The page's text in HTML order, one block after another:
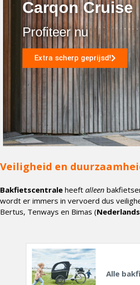
Carqon Cruise
Profiteer nu
Extra scherp geprijsd!
Veiligheid en
Bakfietscentrale heeft alleen
wordt er immers in vervoerd dus
Bertus, Tenways en Bimas (Nederlands
Alle